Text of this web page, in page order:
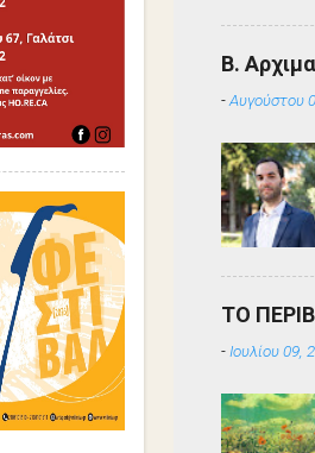
Β.
-Αυγούστου
ΤΟ
- Ιουλίου 09,